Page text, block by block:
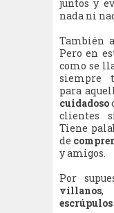
juntos y
nada ni
También
Pero en
como se
siempre
para
cuidadoso
clientes
Tiene
de
y amigos.
Por
villanos,
escrúpulos